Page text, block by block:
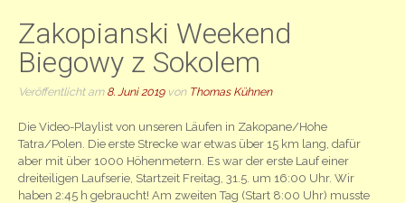
Zakopianski Weekend
Biegowy z Sokolem
Veröffentlicht am 8. Juni 2019von Thomas Kühnen
Die Video-Playlist von unseren Läufen in Zakopane/Hohe
Tatra/Polen. Die erste Strecke war etwas über 15 km lang, dafür
aber mit über 1000 Höhenmetern. Es war der erste Lauf einer
dreiteiligen Laufserie, Startzeit Freitag, 31.5. um 16:00 Uhr. Wir
haben 2:45 h gebraucht! Am zweiten Tag (Start 8:00 Uhr) musste